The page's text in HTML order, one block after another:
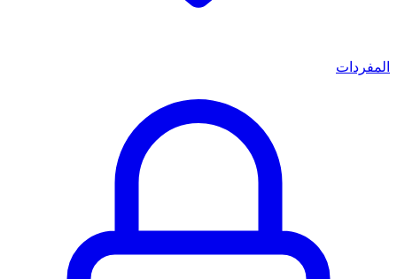
المفردات